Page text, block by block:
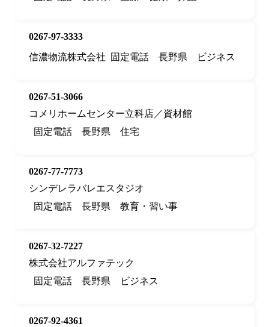
0267-97-3333
信濃物流株式会社
固定電話 長野県 ビジネス
0267-51-3066
コメリホームセンター立科店／資材館
固定電話
長野県 住宅
0267-77-7773
シンデレラバレエスタジオ
固定電話
長野県 教育・習い事
0267-32-7227
株式会社アルファテック
固定電話
長野県 ビジネス
0267-92-4361